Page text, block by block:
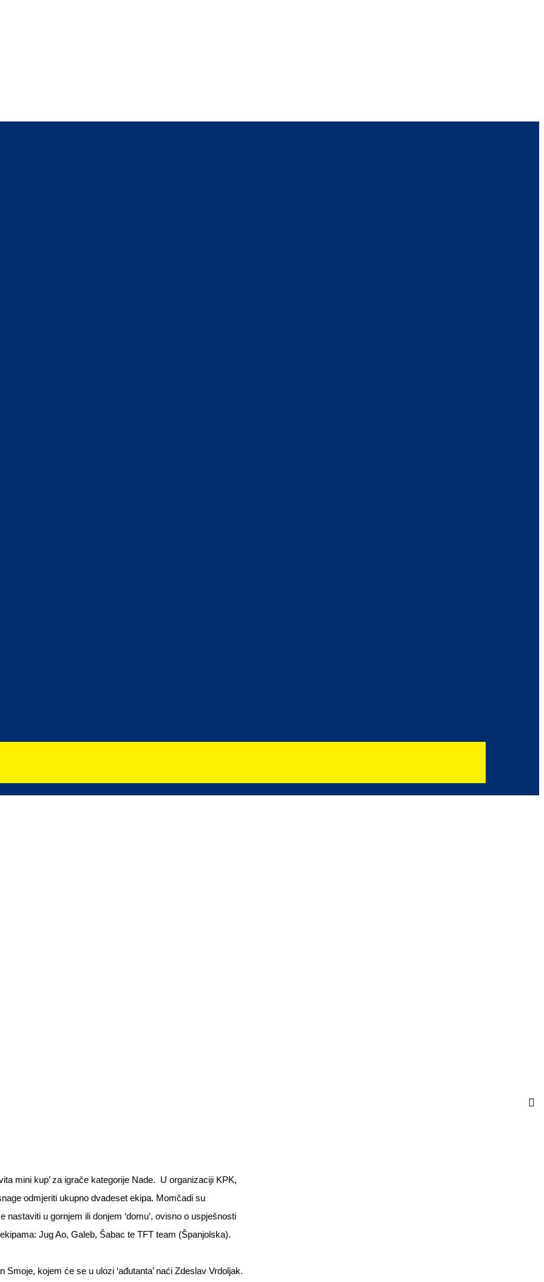
mini kup’ za igrače kategorije Nade. U organizaciji KPK,
odmjeriti ukupno dvadeset ekipa. Momčadi su
u gornjem ili donjem ‘domu’, ovisno o uspješnosti
Jug Ao, Galeb, Šabac te TFT team (Španjolska).
kojem će se u ulozi ‘ađutanta’ naći Zdeslav Vrdoljak.